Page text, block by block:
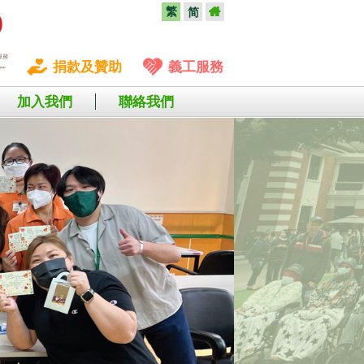
繁 简
加入我們 聯絡我們
捐款及贊助 義工服務